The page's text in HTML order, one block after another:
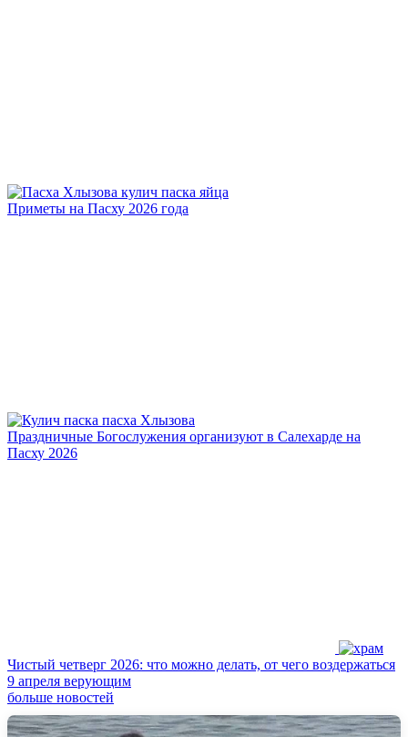
Приметы на Пасху 2026 года
Праздничные Богослужения организуют в Салехарде на
Пасху 2026
Чистый четверг 2026: что можно делать, от чего воздержаться
9 апреля верующим
больше новостей